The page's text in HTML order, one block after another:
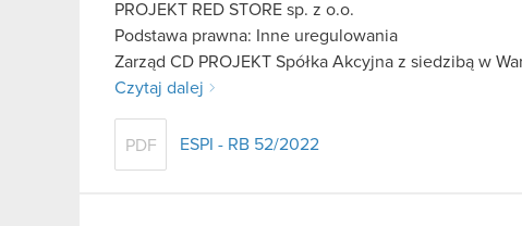
PROJEKT RED STORE sp. z o.o.
Podstawa prawna: Inne uregulowania
Zarząd CD PROJEKT Spółka Akcyjna z siedzibą w
Czytaj dalej
PDF ESPI - RB 52/2022